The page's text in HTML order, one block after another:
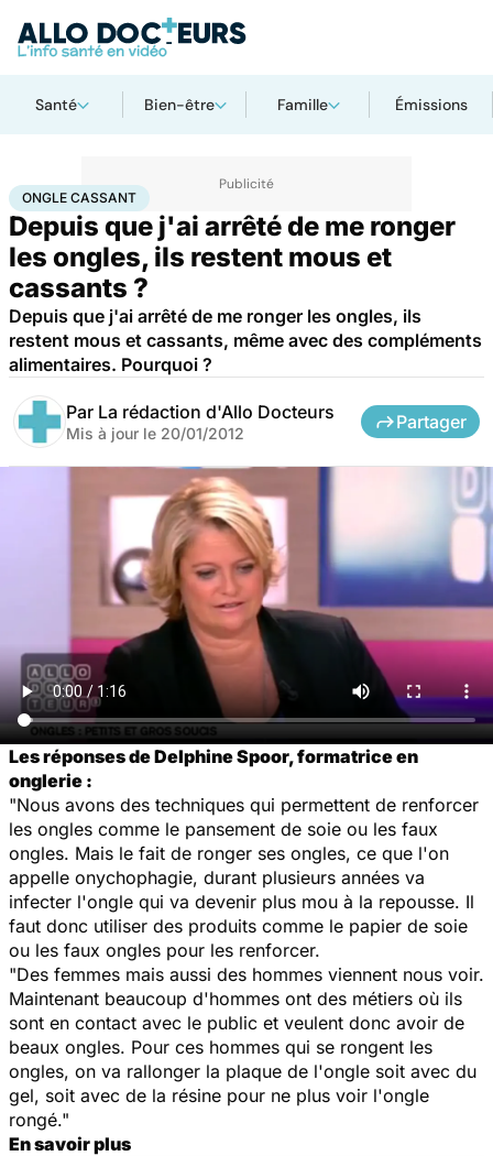
Santé Bien-être Famille Émissions
AccueilSantéMaladies Ongle cassant
ONGLE CASSANT
Depuis que j'ai arrêté de me ronger
les ongles, ils restent mous et
cassants ?
Depuis que j'ai arrêté de me ronger les ongles, ils
restent mous et cassants, même avec des compléments
alimentaires. Pourquoi ?
Par La rédaction d'Allo Docteurs
Mis à jour le 20/01/2012
Partager
Les réponses de Delphine Spoor, formatrice en
onglerie :
"Nous avons des techniques qui permettent de renforcer
les ongles comme le pansement de soie ou les faux
ongles. Mais le fait de ronger ses ongles, ce que l'on
appelle onychophagie, durant plusieurs années va
infecter l'ongle qui va devenir plus mou à la repousse. Il
faut donc utiliser des produits comme le papier de soie
ou les faux ongles pour les renforcer.
"Des femmes mais aussi des hommes viennent nous voir.
Maintenant beaucoup d'hommes ont des métiers où ils
sont en contact avec le public et veulent donc avoir de
beaux ongles. Pour ces hommes qui se rongent les
ongles, on va rallonger la plaque de l'ongle soit avec du
gel, soit avec de la résine pour ne plus voir l'ongle
rongé."
En savoir plus